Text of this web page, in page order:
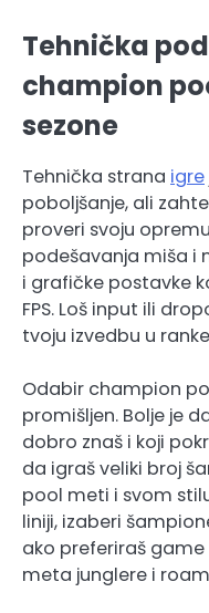
Tehnička
champion
sezone
Tehnička strana igre
poboljšanje, ali
proveri svoju
podešavanja miša i
i grafičke postavke
FPS. Loš input ili
tvoju izvedbu u
Odabir champion
promišljen. Bolje je
dobro znaš i koji
da igraš veliki broj
pool meti i svom
liniji, izaberi
ako preferiraš
meta junglere i